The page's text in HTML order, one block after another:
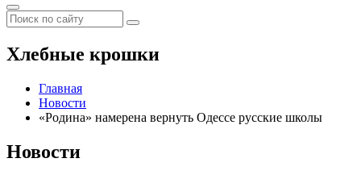
Хлебные крошки
Главная
Новости
«Родина» намерена вернуть Одессе русские школы
Новости